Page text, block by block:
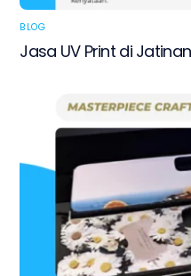
BLOG
Jasa UV Print di